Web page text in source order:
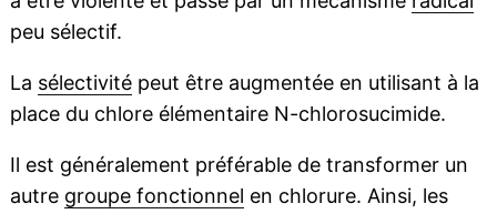
peu sélectif.
La sélectivitépeut être augmentée en utilisant à la
place du chlore élémentaire N-chlorosucimide.
Il est généralement préférable de transformer un
autre groupe fonctionnel en chlorure. Ainsi, les